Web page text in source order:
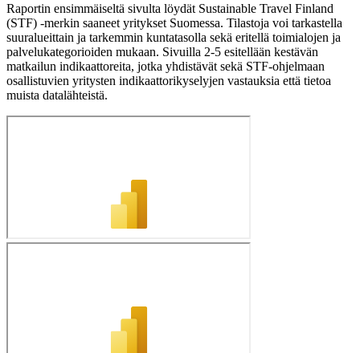
Raportin ensimmäiseltä sivulta löydät Sustainable Travel Finland
(STF) -merkin saaneet yritykset Suomessa. Tilastoja voi tarkastella
suuralueittain ja tarkemmin kuntatasolla sekä eritellä toimialojen ja
palvelukategorioiden mukaan. Sivuilla 2-5 esitellään kestävän
matkailun indikaattoreita, jotka yhdistävät sekä STF-ohjelmaan
osallistuvien yritysten indikaattorikyselyjen vastauksia että tietoa
muista datalähteistä.